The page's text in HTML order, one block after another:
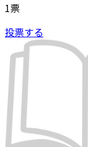
1票
投票する